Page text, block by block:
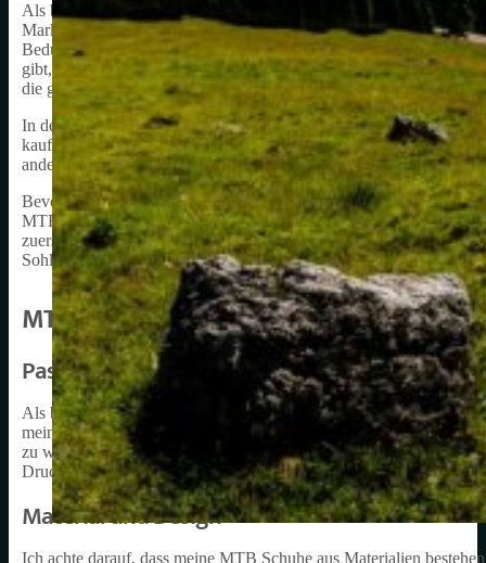
Als begeisterte Mountainbikerin ist die Wahl des richtigen
Markt für MTB-Schuhe für Damen (MTB Schuhe Damen) enorm
Bedürfnissen jeder Bikerin gerecht zu werden. Diese Vielfalt ist
gibt, den perfekten Schuh zu finden. Andererseits kann die Fülle
die gerade erst in die Welt des Mountainbikens eintauchen.
In den folgenden Abschnitten möchte ich einige der wichtigsten
kaufe. Es gibt natürlich keine „einzige Größe“ für alle Bikerinnen,
anderen dabei helfen können, den für sie passenden Schuh
Bevor ich auf die spezifischen Merkmale eingehe, ist es wichtig
MTB Schuhe für Damen für verschiedene Disziplinen wie Cross-
zuerst festzustellen, für welchen Zweck ich den Schuh benötige.
Sohlentypen und anderen Aspekten.
MTB Schuhe Damen: Wichtigste Merkmale
Passform und Größe
Als begeisterte Bikerin weiß ich, dass die richtige Passform und
meine Zehen zu haben und gleichzeitig einen guten Halt zu
zu wählen, um sie leicht an meinen Fuß anpassen zu können. Die
Druckstellen verursachen.
Material und Design
Ich achte darauf, dass meine MTB Schuhe aus Materialien